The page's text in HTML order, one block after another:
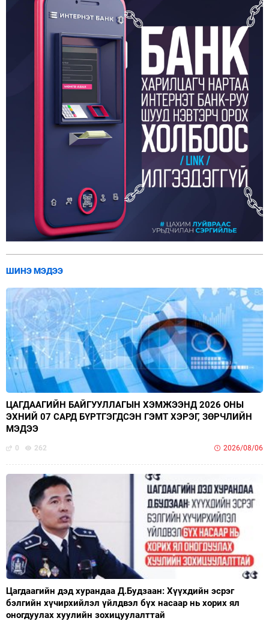
ШИНЭ МЭДЭЭ
ЦАГДААГИЙН БАЙГУУЛЛАГЫН ХЭМЖЭЭНД 2026 ОНЫ
ЭХНИЙ 07 САРД БҮРТГЭГДСЭН ГЭМТ ХЭРЭГ, ЗӨРЧЛИЙН
МЭДЭЭ
0 262 2026/08/06
Цагдаагийн дэд хурандаа Д.Будзаан: Хүүхдийн эсрэг
бэлгийн хүчирхийлэл үйлдвэл бүх насаар нь хорих ял
оногдуулах хуулийн зохицуулалттай